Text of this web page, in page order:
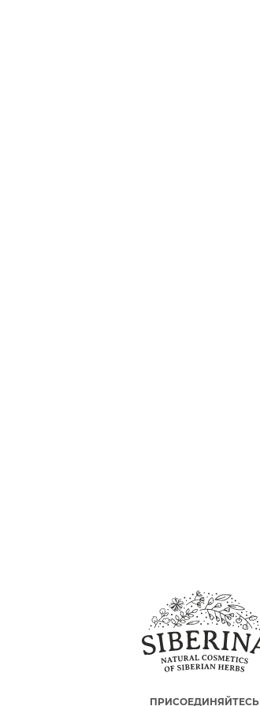
ПРИСОЕДИНЯЙТЕСЬ